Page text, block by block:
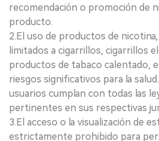
recomendación o promoción de
producto.
2.El uso de productos de
limitados a cigarrillos, cigarrillos
productos de tabaco calentado,
riesgos significativos para la
usuarios cumplan con todas las
pertinentes en sus respectivas
3.El acceso o la visualización de
estrictamente prohibido para